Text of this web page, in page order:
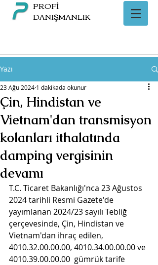
PROFİ
DANIŞMANLIK
Yazı
Çin, Hindistan ve
Vietnam'dan transmisyon
kolanları ithalatında
damping vergisinin
devamı
23 Ağu 2024 1 dakikada okunur
T.C. Ticaret Bakanlığı'nca 23 Ağustos
2024 tarihli Resmi Gazete'de
yayımlanan 2024/23 sayılı Tebliğ
çerçevesinde, Çin, Hindistan ve
Vietnam'dan ihraç edilen,
4010.32.00.00.00, 4010.34.00.00.00 ve
4010.39.00.00.00 gümrük tarife